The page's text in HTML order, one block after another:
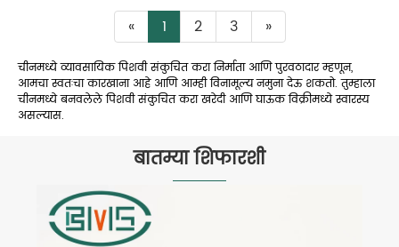
« 1 2 3 »
चीनमध्ये व्यावसायिक पिशवी संकुचित करा निर्माता आणि पुरवठादार म्हणून,
आमचा स्वतःचा कारखाना आहे आणि आम्ही विनामूल्य नमुना देऊ शकतो. तुम्हाला
चीनमध्ये बनवलेले पिशवी संकुचित करा खरेदी आणि घाऊक विक्रीमध्ये स्वारस्य
असल्यास.
बातम्या शिफारशी
व्हॅक्यूम बॅग वापरण्यासाठी इन्स्ट्रक्शन